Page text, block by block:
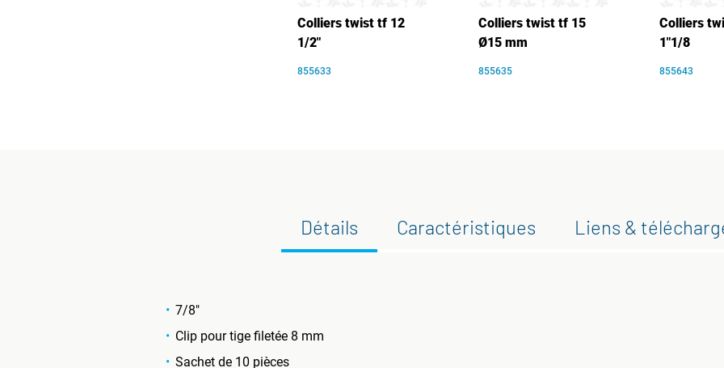
Colliers twist tf 12
1/2"
855633
Colliers twist tf 15
Ø15 mm
855635
Colliers
1"1/8
855643
Détails Caractéristiques Liens &
7/8"
Clip pour tige filetée 8 mm
Sachet de 10 pièces